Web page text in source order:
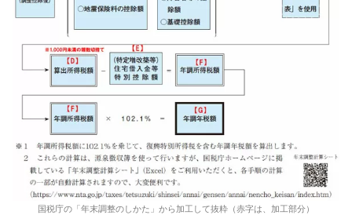
国税庁の「年末調整のしかた」から加工して抜粋（赤字は、加工部分）